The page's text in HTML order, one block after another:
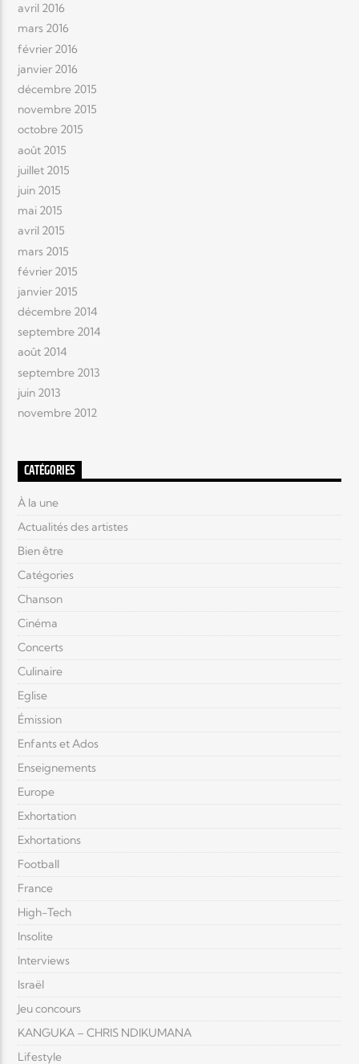
avril 2016
mars 2016
février 2016
janvier 2016
décembre 2015
novembre 2015
octobre 2015
août 2015
juillet 2015
juin 2015
mai 2015
avril 2015
mars 2015
février 2015
janvier 2015
décembre 2014
septembre 2014
août 2014
septembre 2013
juin 2013
novembre 2012
CATÉGORIES
À la une
Actualités des artistes
Bien être
Catégories
Chanson
Cinéma
Concerts
Culinaire
Eglise
Émission
Enfants et Ados
Enseignements
Europe
Exhortation
Exhortations
Football
France
High-Tech
Insolite
Interviews
Israël
Jeu concours
KANGUKA – CHRIS NDIKUMANA
Lifestyle